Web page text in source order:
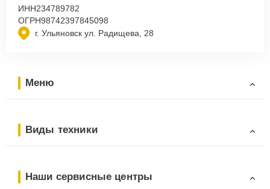
г. Ульяновск ул. Радищева, 28
ИНН234789782
ОГРН98742397845098
Меню
Виды техники
Наши сервисные центры